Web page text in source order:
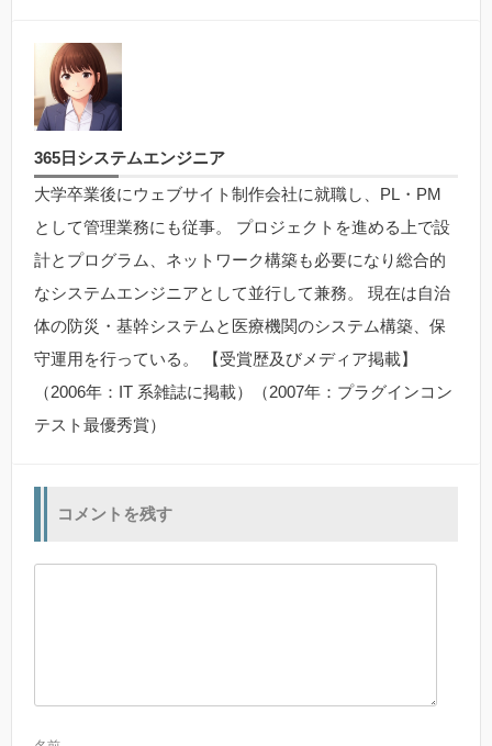
365日システムエンジニア
大学卒業後にウェブサイト制作会社に就職し、PL・PM
として管理業務にも従事。 プロジェクトを進める上で設
計とプログラム、ネットワーク構築も必要になり総合的
なシステムエンジニアとして並行して兼務。 現在は自治
体の防災・基幹システムと医療機関のシステム構築、保
守運用を行っている。 【受賞歴及びメディア掲載】
（2006年：IT 系雑誌に掲載）（2007年：プラグインコン
テスト最優秀賞）
コメントを残す